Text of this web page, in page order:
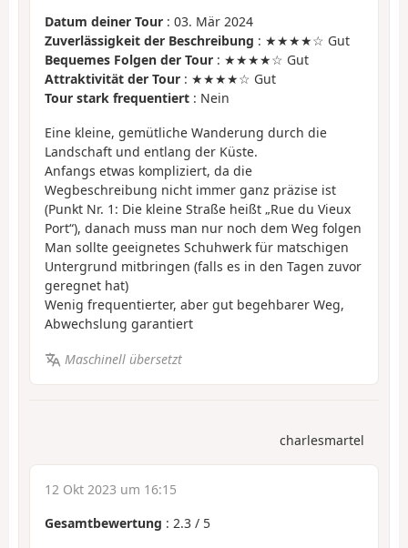
Datum deiner Tour : 03. Mär 2024
Zuverlässigkeit der Beschreibung : ★★★★☆ Gut
Bequemes Folgen der Tour : ★★★★☆ Gut
Attraktivität der Tour : ★★★★☆ Gut
Tour stark frequentiert : Nein
Eine kleine, gemütliche Wanderung durch die
Landschaft und entlang der Küste.
Anfangs etwas kompliziert, da die
Wegbeschreibung nicht immer ganz präzise ist
(Punkt Nr. 1: Die kleine Straße heißt „Rue du Vieux
Port“), danach muss man nur noch dem Weg folgen
Man sollte geeignetes Schuhwerk für matschigen
Untergrund mitbringen (falls es in den Tagen zuvor
geregnet hat)
Wenig frequentierter, aber gut begehbarer Weg,
Abwechslung garantiert
Maschinell übersetzt
charlesmartel
12 Okt 2023 um 16:15
Gesamtbewertung : 2.3 / 5